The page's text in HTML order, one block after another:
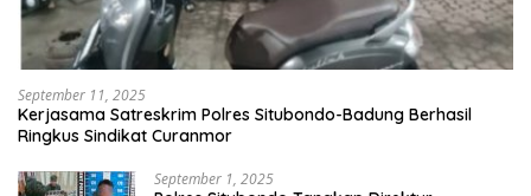
September 11, 2025
Kerjasama Satreskrim Polres Situbondo-Badung Berhasil
Ringkus Sindikat Curanmor
September 1, 2025